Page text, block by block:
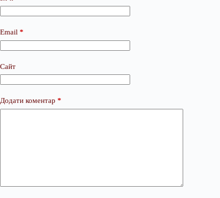
Email *
Сайт
Додати коментар *